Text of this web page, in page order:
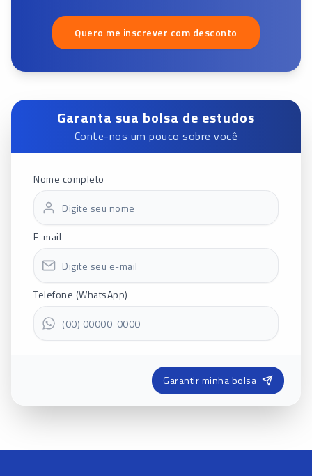
Quero me inscrever com desconto
Garanta sua bolsa de estudos
Conte-nos um pouco sobre você
Nome completo
E-mail
Telefone (WhatsApp)
Garantir minha bolsa